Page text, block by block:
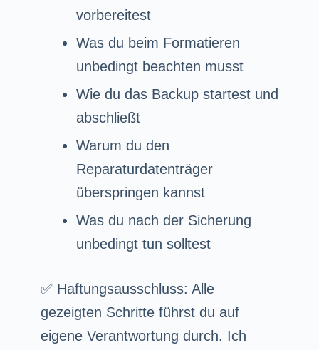
vorbereitest
Was du beim Formatieren
unbedingt beachten musst
Wie du das Backup startest und
abschließt
Warum du den
Reparaturdatenträger
überspringen kannst
Was du nach der Sicherung
unbedingt tun solltest
✅ Haftungsausschluss: Alle
gezeigten Schritte führst du auf
eigene Verantwortung durch. Ich